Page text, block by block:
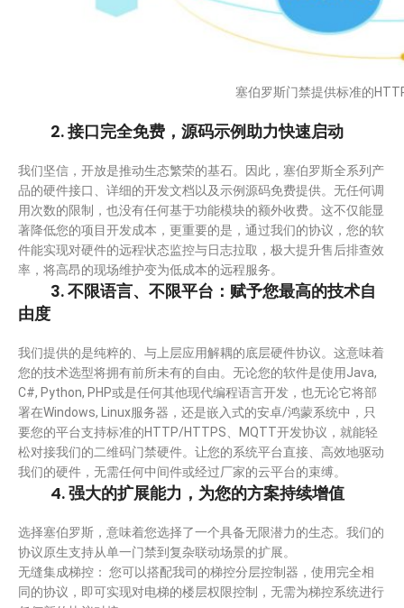
塞伯罗斯门禁提供标准的
2. 接口完全免费，源码示例助力快速启动
我们坚信，开放是推动生态繁荣的基石。因此，塞伯罗斯全系列产
品的硬件接口、详细的开发文档以及示例源码免费提供。无任何调
用次数的限制，也没有任何基于功能模块的额外收费。这不仅能显
著降低您的项目开发成本，更重要的是，通过我们的协议，您的软
件能实现对硬件的远程状态监控与日志拉取，极大提升售后排查效
率，将高昂的现场维护变为低成本的远程服务。
3. 不限语言、不限平台：赋予您最高的技术自
由度
我们提供的是纯粹的、与上层应用解耦的底层硬件协议。这意味着
您的技术选型将拥有前所未有的自由。无论您的软件是使用Java,
C#, Python, PHP或是任何其他现代编程语言开发，也无论它将部
署在Windows, Linux服务器，还是嵌入式的安卓/鸿蒙系统中，只
要您的平台支持标准的HTTP/HTTPS、MQTT开发协议，就能轻
松对接我们的二维码门禁硬件。让您的系统平台直接、高效地驱动
我们的硬件，无需任何中间件或经过厂家的云平台的束缚。
4. 强大的扩展能力，为您的方案持续增值
选择塞伯罗斯，意味着您选择了一个具备无限潜力的生态。我们的
协议原生支持从单一门禁到复杂联动场景的扩展。
无缝集成梯控： 您可以搭配我司的梯控分层控制器，使用完全相
同的协议，即可实现对电梯的楼层权限控制，无需为梯控系统进行